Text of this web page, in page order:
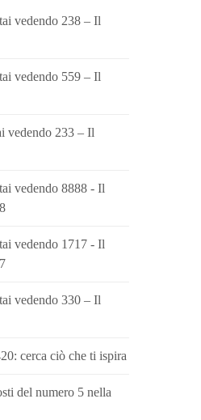
vedendo 238 – Il
vedendo 559 – Il
vedendo 233 – Il
vedendo 8888 - Il
vedendo 1717 - Il
vedendo 330 – Il
cerca ciò che ti ispira
del numero 5 nella